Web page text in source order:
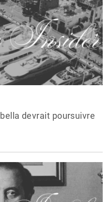
devrait poursuivre